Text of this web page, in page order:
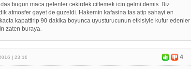
bugun maca gelenler cekirdek citlemek icin gelmi demis. Biz
atmosfer gayet de guzeldi. Hakemin kafasina tas atip sahayi en
kapattirip 90 dakika boyunca uyusturucunun etkisiyle kufur edenler
zaten buraya.
| 23:16 4